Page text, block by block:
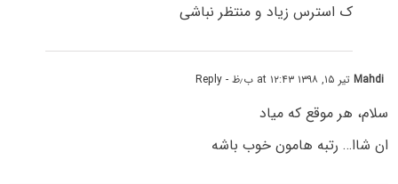
ک استرس زیاد و منتظر نباشی
Mahdiتیر ۱۵, ۱۳۹۸ at ۱۲:۴۳ ب٫ظ - Reply
سلام، هر موقع که میاد
ان شاا… رتبه هامون خوب باشه